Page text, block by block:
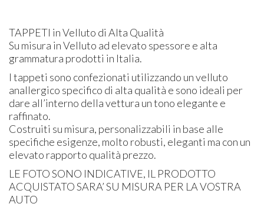
TAPPETI in Velluto di Alta Qualità
Su misura in Velluto ad elevato spessore e alta
grammatura prodotti in Italia.
I tappeti sono confezionati utilizzando un velluto
anallergico specifico di alta qualità e sono ideali per
dare all’interno della vettura un tono elegante e
raffinato.
Costruiti su misura, personalizzabili in base alle
specifiche esigenze, molto robusti, eleganti ma con un
elevato rapporto qualità prezzo.
LE FOTOSONO INDICATIVE, IL PRODOTTO
ACQUISTATOSARA’ SU MISURA PER LAVOSTRA
AUTO